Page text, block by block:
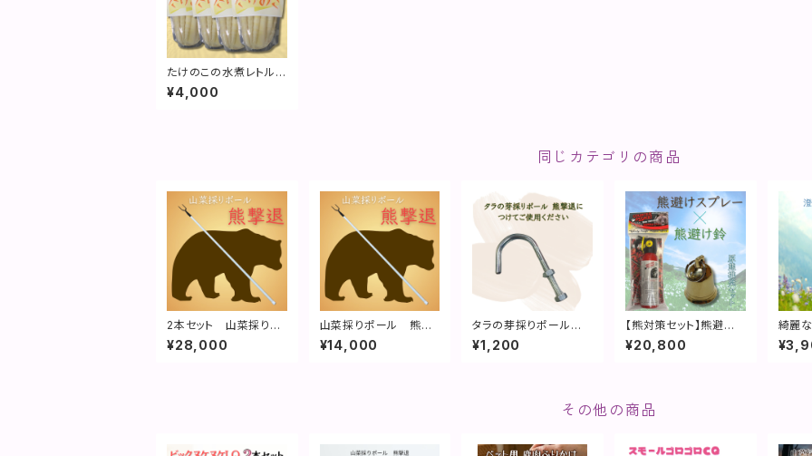
たけのこの水煮レトル
ト 150g入り4袋セット
¥4,000
同じカテゴリの商品
2本セット 山菜採りポ
ール 熊撃退｜特許取
得済
¥28,000
山菜採りポール 熊撃
退｜特許取得済
¥14,000
タラの芽採りポール熊
撃退用 フック
¥1,200
【熊対策セット】熊避け
スプレー×熊避け鈴
¥20,800
綺麗
鈴
その他の商品